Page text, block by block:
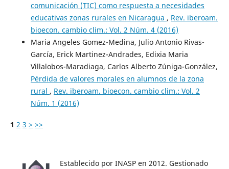
comunicación (TIC) como respuesta a necesidades
educativas zonas rurales en Nicaragua , Rev. iberoam.
bioecon. cambio clim.: Vol. 2 Núm. 4 (2016)
Maria Angeles Gomez-Medina, Julio Antonio Rivas-
García, Erick Martinez-Andrades, Edixia Maria
Villalobos-Maradiaga, Carlos Alberto Zúniga-González,
Pérdida de valores morales en alumnos de la zona
rural , Rev. iberoam. bioecon. cambio clim.: Vol. 2
Núm. 1 (2016)
1 2 3 > >>
Establecido por INASP en 2012. Gestionado